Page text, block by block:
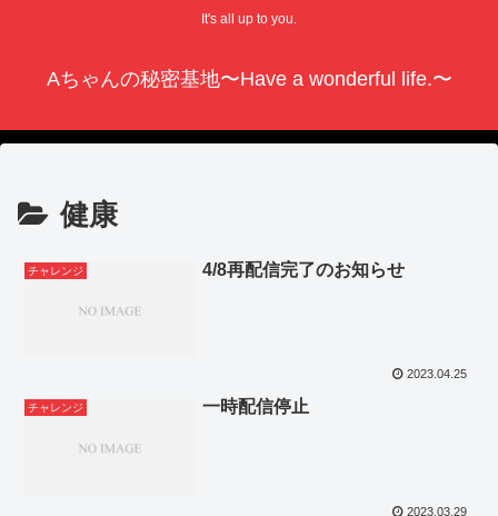
It's all up to you.
Aちゃんの秘密基地〜Have a wonderful life.〜
健康
チャレンジ 4/8再配信完了のお知らせ
2023.04.25
チャレンジ 一時配信停止
2023.03.29